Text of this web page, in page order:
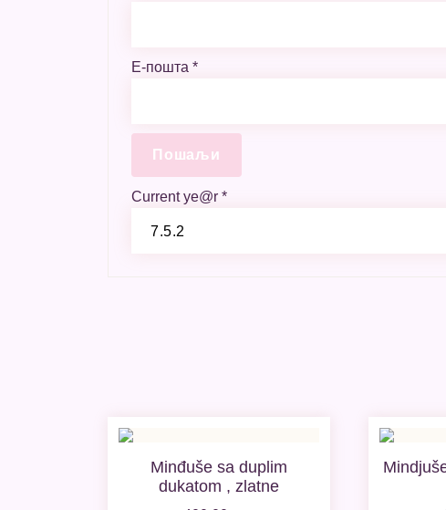
Е-пошта *
Current ye@r *
Minđuše sa duplim
dukatom , zlatne